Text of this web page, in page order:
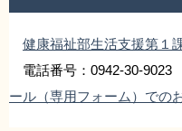
健康福祉部生活支援第１
電話番号：0942-30-
ール（専用フォーム）での